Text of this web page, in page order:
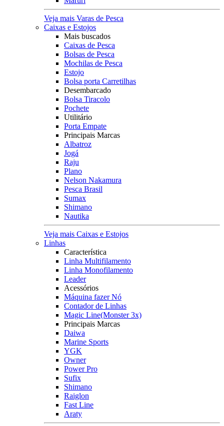
Veja mais Varas de Pesca
Caixas e Estojos
Mais buscados
Caixas de Pesca
Bolsas de Pesca
Mochilas de Pesca
Estojo
Bolsa porta Carretilhas
Desembarcado
Bolsa Tiracolo
Pochete
Utilitário
Porta Empate
Principais Marcas
Albatroz
Jogá
Raju
Plano
Nelson Nakamura
Pesca Brasil
Sumax
Shimano
Nautika
Veja mais Caixas e Estojos
Linhas
Característica
Linha Multifilamento
Linha Monofilamento
Leader
Acessórios
Máquina fazer Nó
Contador de Linhas
Magic Line(Monster 3x)
Principais Marcas
Daiwa
Marine Sports
YGK
Owner
Power Pro
Sufix
Shimano
Raiglon
Fast Line
Araty